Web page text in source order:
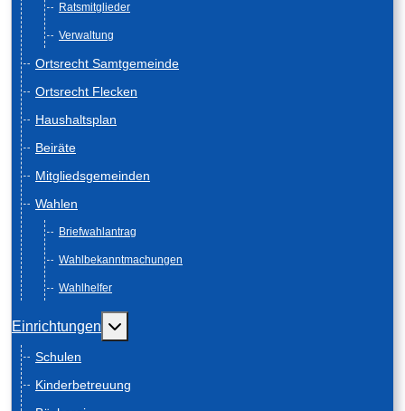
Ratsmitglieder
Verwaltung
Ortsrecht Samtgemeinde
Ortsrecht Flecken
Haushaltsplan
Beiräte
Mitgliedsgemeinden
Wahlen
Briefwahlantrag
Wahlbekanntmachungen
Wahlhelfer
Einrichtungen Weitere Informationen: Einrichtungen
Schulen
Kinderbetreuung